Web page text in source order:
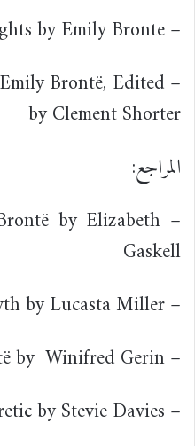
– Wuthering Heights by Emily Bronte
Brontë, Edited
by Clement Shorter
المراجع:
by Elizabeth
Gaskell
– The Brontë Myth by Lucasta Miller
– Anne Brontë by
Winifred Gerin
– Emily Brontë: Heretic by Stevie Davies